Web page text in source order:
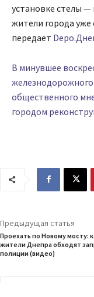
установке стелы
жители города уже
передает
В минувшее
общественного
городом
Предыдущая статья
Проехать по Новому мосту:
жители Днепра обходят
полиции (видео)